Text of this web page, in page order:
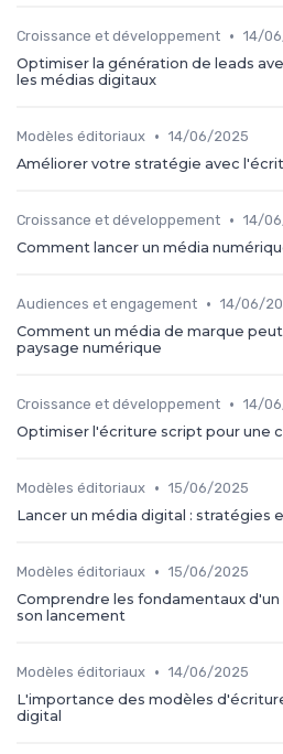
Croissance et développement • 14/
Optimiser la génération de leads
les médias digitaux
Modèles éditoriaux • 14/06/2025
Améliorer votre stratégie avec
Croissance et développement • 14/
Comment lancer un média
Audiences et engagement • 14/06/
Comment un média de marque
paysage numérique
Croissance et développement • 14/
Optimiser l'écriture script pour une
Modèles éditoriaux • 15/06/2025
Lancer un média digital : stratégies
Modèles éditoriaux • 15/06/2025
Comprendre les fondamentaux
son lancement
Modèles éditoriaux • 14/06/2025
L'importance des modèles
digital